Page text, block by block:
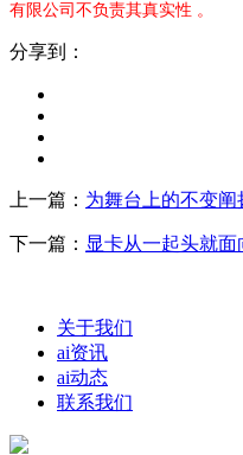
有限公司不负责其真实性 。
分享到：
上一篇： 为舞台上的不变
下一篇： 显卡从一起头就
关于我们
ai资讯
ai动态
联系我们